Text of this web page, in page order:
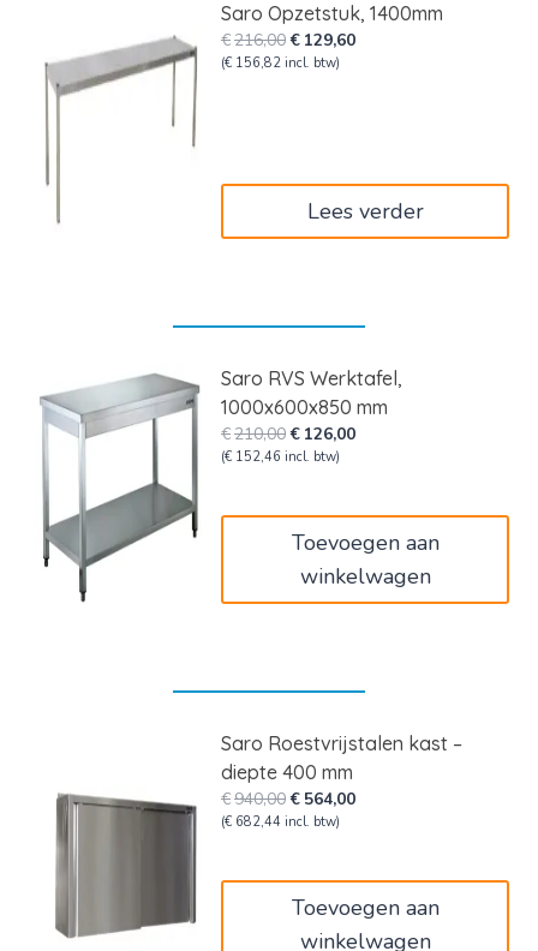
Saro Opzetstuk, 1400mm
€216,00Oorspronkelijke
prijs
€ 129,60Huidige
(€ 156,82 incl. btw)
Lees verder
Saro RVS Werktafel,
1000x600x850 mm
€210,00Oorspronkelijke
prijs
€ 126,00Huidige
(€ 152,46 incl. btw)
Toevoegen aan
winkelwagen
Saro Roestvrijstalen kast –
diepte 400 mm
€940,00Oorspronkelijke
prijs
€ 564,00Huidige
(€ 682,44 incl. btw)
Toevoegen aan
winkelwagen